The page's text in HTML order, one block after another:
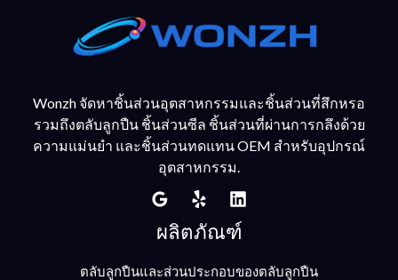
Wonzh จัดหาชิ้นส่วนอุตสาหกรรมและชิ้นส่วนที่สึกหรอ
รวมถึงตลับลูกปืน ชิ้นส่วนซีล ชิ้นส่วนที่ผ่านการกลึงด้วย
ความแม่นยำ และชิ้นส่วนทดแทน OEM สำหรับอุปกรณ์
อุตสาหกรรม.
ผลิตภัณฑ์
ตลับลูกปืนและส่วนประกอบของตลับลูกปืน